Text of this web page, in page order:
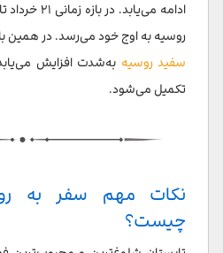
روسیه به اوج خود می‌رسد. در همین
سفید روسیه به‌شدت افزایش
تکمیل می‌شود.
نکات مهم سفر به
چیست؟